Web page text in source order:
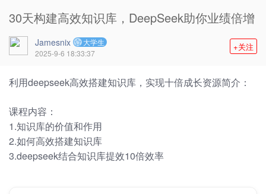
30天构建高效知识库，DeepSeek助你业绩倍增
Jamesnix
大学生
2025-9-6 18:33:37
+关注
利用deepseek高效搭建知识库，实现十倍成长资源简介：
课程内容：
1.知识库的价值和作用
2.如何高效搭建知识库
3.deepseek结合知识库提效10倍效率